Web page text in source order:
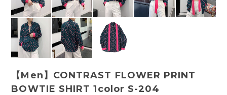
【Men】CONTRAST FLOWER PRINT
BOWTIE SHIRT 1color S-204